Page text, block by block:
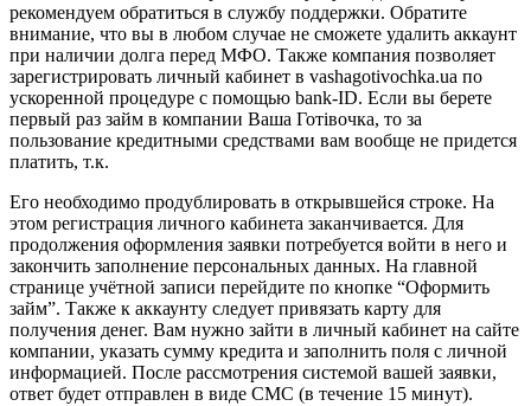
рекомендуем обратиться в службу поддержки. Обратите
внимание, что вы в любом случае не сможете удалить аккаунт
при наличии долга перед МФО. Также компания позволяет
зарегистрировать личный кабинет в vashagotivochka.ua по
ускоренной процедуре с помощью bank-ID. Если вы берете
первый раз займ в компании Ваша Готівочка, то за
пользование кредитными средствами вам вообще не придется
платить, т.к.
Его необходимо продублировать в открывшейся строке. На
этом регистрация личного кабинета заканчивается. Для
продолжения оформления заявки потребуется войти в него и
закончить заполнение персональных данных. На главной
странице учётной записи перейдите по кнопке “Оформить
займ”. Также к аккаунту следует привязать карту для
получения денег. Вам нужно зайти в личный кабинет на сайте
компании, указать сумму кредита и заполнить поля с личной
информацией. После рассмотрения системой вашей заявки,
ответ будет отправлен в виде СМС (в течение 15 минут).